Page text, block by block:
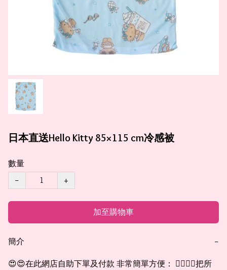
日本直送Hello Kitty 85×115 cm冷感被
數量
−
+
加至購物車
簡介 −
😍😍在此網店自助下單及付款 非常簡單方便： 👉🏻👉🏻把所